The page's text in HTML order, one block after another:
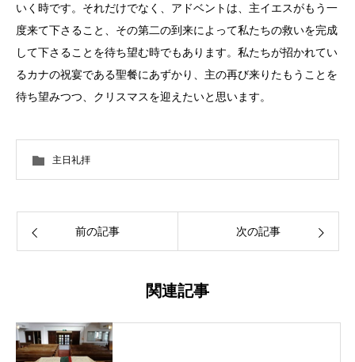
いく時です。それだけでなく、アドベントは、主イエスがもう一
度来て下さること、その第二の到来によって私たちの救いを完成
して下さることを待ち望む時でもあります。私たちが招かれてい
るカナの祝宴である聖餐にあずかり、主の再び来りたもうことを
待ち望みつつ、クリスマスを迎えたいと思います。
主日礼拝
前の記事 次の記事
関連記事